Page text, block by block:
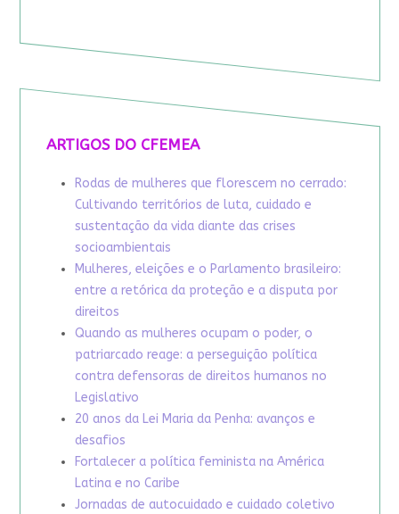
ARTIGOS DO CFEMEA
Rodas de mulheres que florescem no cerrado:
Cultivando territórios de luta, cuidado e
sustentação da vida diante das crises
socioambientais
Mulheres, eleições e o Parlamento brasileiro:
entre a retórica da proteção e a disputa por
direitos
Quando as mulheres ocupam o poder, o
patriarcado reage: a perseguição política
contra defensoras de direitos humanos no
Legislativo
20 anos da Lei Maria da Penha: avanços e
desafios
Fortalecer a política feminista na América
Latina e no Caribe
Jornadas de autocuidado e cuidado coletivo